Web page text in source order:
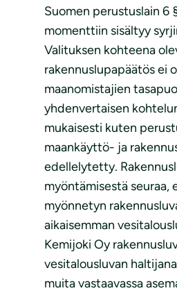
Suomen perustuslain 6
momenttiin sisältyy
Valituksen kohteena
rakennuslupapäätös ei
maanomistajien
yhdenvertaisen
mukaisesti kuten
maankäyttö- ja
edellelytetty.
myöntämisestä seuraa,
myönnetyn
aikaisemman
Kemijoki Oy
vesitalousluvan
muita vastaavassa